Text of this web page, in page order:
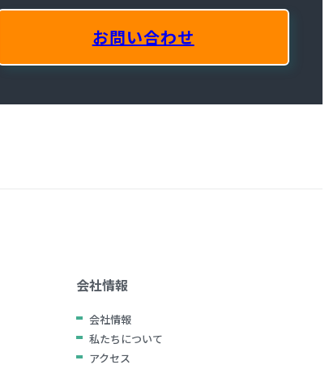
お問い合わせ
会社情報
会社情報
私たちについて
アクセス